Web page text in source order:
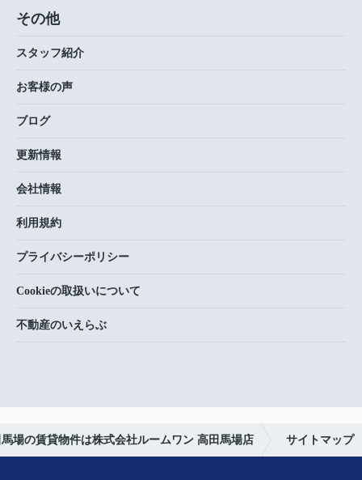
その他
スタッフ紹介
お客様の声
ブログ
更新情報
会社情報
利用規約
プライバシーポリシー
Cookieの取扱いについて
不動産のいえらぶ
場の賃貸物件は株式会社ルームワン 高田馬場店 サイトマップ